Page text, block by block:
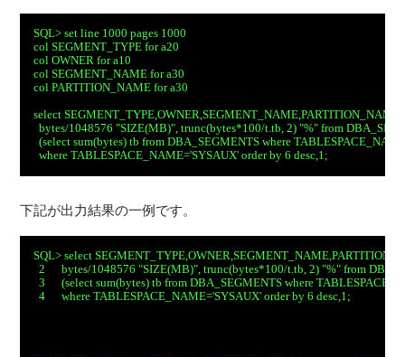
SQL> set line 1000 pages 1000
col SEGMENT_TYPE for a20
col OWNER for a10
col SEGMENT_NAME for a30
col PARTITION_NAME for a30
select SEGMENT_TYPE,OWNER,SEGMENT_NAME,PARTITION_NAME,
bytes/1048576 "SIZE(MB)", trunc(bytes*100/t.tb, 2) "%" from
(select sum(bytes) tb from DBA_SEGMENTS where
  where TABLESPACE_NAME='SYSAUX' order by 6 desc,1;
下記が出力結果の一例です。
SQL> select
2      bytes/1048576 "SIZE(MB)", trunc(bytes*100/t.tb, 2) "%" from
3      (select sum(bytes) tb from DBA_SEGMENTS where
  4      where TABLESPACE_NAME='SYSAUX' order by 6 desc,1;